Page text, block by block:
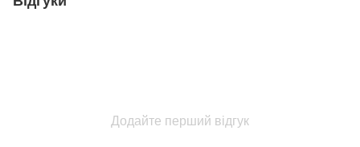
Додайте перший відгук